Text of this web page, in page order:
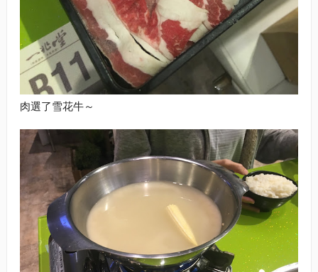
肉選了雪花牛～